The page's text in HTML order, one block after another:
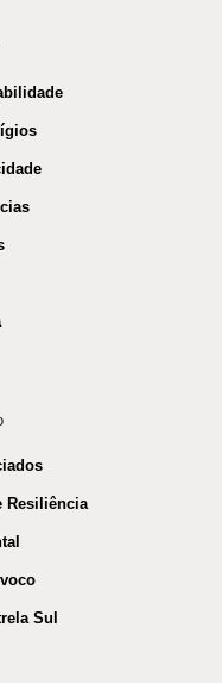
Resiliência
Sul